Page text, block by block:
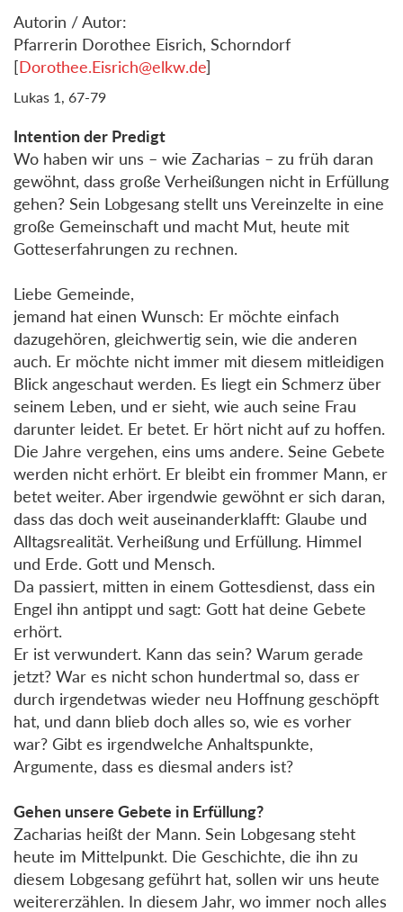
Autorin / Autor:
Pfarrerin Dorothee Eisrich, Schorndorf
[Dorothee.Eisrich@elkw.de]
Lukas 1, 67-79
Intention der Predigt
Wo haben wir uns – wie Zacharias – zu früh daran
gewöhnt, dass große Verheißungen nicht in Erfüllung
gehen? Sein Lobgesang stellt uns Vereinzelte in eine
große Gemeinschaft und macht Mut, heute mit
Gotteserfahrungen zu rechnen.
Liebe Gemeinde,
jemand hat einen Wunsch: Er möchte einfach
dazugehören, gleichwertig sein, wie die anderen
auch. Er möchte nicht immer mit diesem mitleidigen
Blick angeschaut werden. Es liegt ein Schmerz über
seinem Leben, und er sieht, wie auch seine Frau
darunter leidet. Er betet. Er hört nicht auf zu hoffen.
Die Jahre vergehen, eins ums andere. Seine Gebete
werden nicht erhört. Er bleibt ein frommer Mann, er
betet weiter. Aber irgendwie gewöhnt er sich daran,
dass das doch weit auseinanderklafft: Glaube und
Alltagsrealität. Verheißung und Erfüllung. Himmel
und Erde. Gott und Mensch.
Da passiert, mitten in einem Gottesdienst, dass ein
Engel ihn antippt und sagt: Gott hat deine Gebete
erhört.
Er ist verwundert. Kann das sein? Warum gerade
jetzt? War es nicht schon hundertmal so, dass er
durch irgendetwas wieder neu Hoffnung geschöpft
hat, und dann blieb doch alles so, wie es vorher
war? Gibt es irgendwelche Anhaltspunkte,
Argumente, dass es diesmal anders ist?
Gehen unsere Gebete in Erfüllung?
Zacharias heißt der Mann. Sein Lobgesang steht
heute im Mittelpunkt. Die Geschichte, die ihn zu
diesem Lobgesang geführt hat, sollen wir uns heute
weitererzählen. In diesem Jahr, wo immer noch alles